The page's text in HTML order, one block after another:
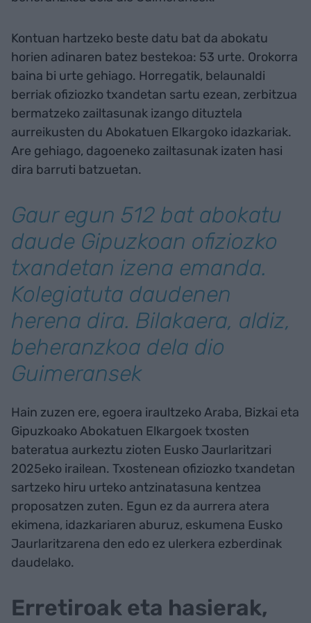
Kontuan hartzeko beste datu bat da abokatu
horien adinaren batez bestekoa: 53 urte. Orokorra
baina bi urte gehiago. Horregatik, belaunaldi
berriak ofiziozko txandetan sartu ezean, zerbitzua
bermatzeko zailtasunak izango dituztela
aurreikusten du Abokatuen Elkargoko idazkariak.
Are gehiago, dagoeneko zailtasunak izaten hasi
dira barruti batzuetan.
Gaur egun 512 bat abokatu
daude Gipuzkoan ofiziozko
txandetan izena emanda.
Kolegiatuta daudenen
herena dira. Bilakaera, aldiz,
beheranzkoa dela dio
Guimeransek
Hain zuzen ere, egoera iraultzeko Araba, Bizkai eta
Gipuzkoako Abokatuen Elkargoek txosten
bateratua aurkeztu zioten Eusko Jaurlaritzari
2025eko irailean. Txostenean ofiziozko txandetan
sartzeko hiru urteko antzinatasuna kentzea
proposatzen zuten. Egun ez da aurrera atera
ekimena, idazkariaren aburuz, eskumena Eusko
Jaurlaritzarena den edo ez ulerkera ezberdinak
daudelako.
Erretiroak eta hasierak,